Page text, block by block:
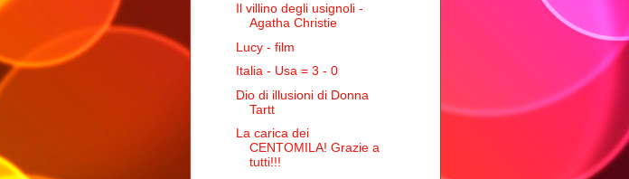
Il villino degli usignoli -
Agatha Christie
Lucy - film
Italia - Usa = 3 - 0
Dio di illusioni di Donna
Tartt
La carica dei
CENTOMILA! Grazie a
tutti!!!